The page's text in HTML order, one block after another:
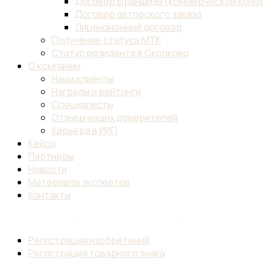
Договор авторского заказа
Лицензионный договор
Получение статуса МТК
Статус резидента в Сколково
О компании
Наши клиенты
Награды и рейтинги
Специалисты
Отзывы наших доверителей
Карьера в ИИП
Кейсы
Партнеры
Новости
Материалы экспертов
Контакты
Регистрация изобретений
Регистрация товарного знака